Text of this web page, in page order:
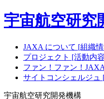
宇宙航空研究
JAXA について [組織
プロジェクト [活動内
ファン！ファン！
サイトコンシェルジュ
宇宙航空研究開発機構